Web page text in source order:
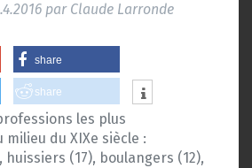
par Claude Larronde
share
share
les plus
du XIXe siècle :
(17), boulangers (12),